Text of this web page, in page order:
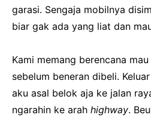
garasi. Sengaja mobilnya
biar gak ada yang liat dan
Kami memang berencana mau
sebelum beneran dibeli.
aku asal belok aja ke jalan
ngarahin ke arah highway.